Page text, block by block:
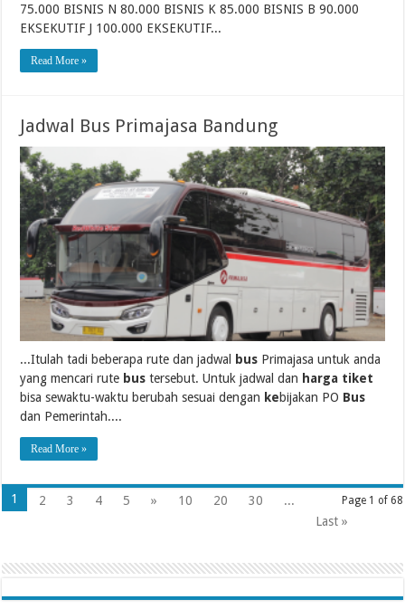
75.000 BISNIS N 80.000 BISNIS K 85.000 BISNIS B 90.000
EKSEKUTIF J 100.000 EKSEKUTIF...
Read More »
Jadwal Bus Primajasa Bandung
...Itulah tadi beberapa rute dan jadwal bus Primajasa untuk anda
yang mencari rute bus tersebut. Untuk jadwal dan harga tiket
bisa sewaktu-waktu berubah sesuai dengan kebijakan PO Bus
dan Pemerintah....
Read More »
Page 1 of 68
1 2 3 4 5 » 10 20 30
...
Last »